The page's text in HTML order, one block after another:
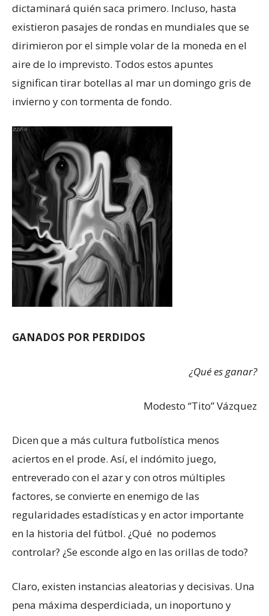
dictaminará quién saca primero. Incluso, hasta
existieron pasajes de rondas en mundiales que se
dirimieron por el simple volar de la moneda en el
aire de lo imprevisto. Todos estos apuntes
significan tirar botellas al mar un domingo gris de
invierno y con tormenta de fondo.
GANADOS POR PERDIDOS
¿Qué es ganar?
Modesto “Tito” Vázquez
Dicen que a más cultura futbolística menos
aciertos en el prode. Así, el indómito juego,
entreverado con el azar y con otros múltiples
factores, se convierte en enemigo de las
regularidades estadísticas y en actor importante
en la historia del fútbol. ¿Qué no podemos
controlar? ¿Se esconde algo en las orillas de todo?
Claro, existen instancias aleatorias y decisivas. Una
pena máxima desperdiciada, un inoportuno y